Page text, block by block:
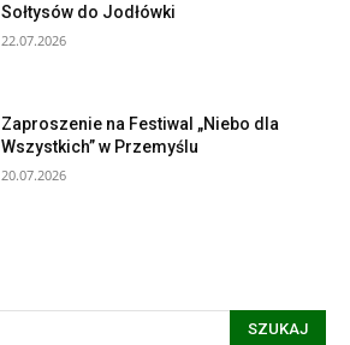
Sołtysów do Jodłówki
22.07.2026
Zaproszenie na Festiwal „Niebo dla
Wszystkich” w Przemyślu
20.07.2026
SZUKAJ